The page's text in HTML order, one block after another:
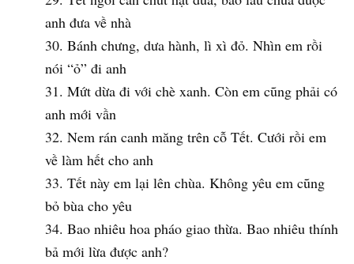
anh đưa về nhà
Bánh chưng, dưa hành, lì xì đỏ. Nhìn em rồi
nói “ỏ” đi anh
Mứt dừa đi với chè xanh. Còn em cũng phải có
anh mới vần
Nem rán canh măng trên cỗ Tết. Cưới rồi em
về làm hết cho anh
Tết này em lại lên chùa. Không yêu em cũng
bỏ bùa cho yêu
Bao nhiêu hoa pháo giao thừa. Bao nhiêu thính
bả mới lừa được anh?